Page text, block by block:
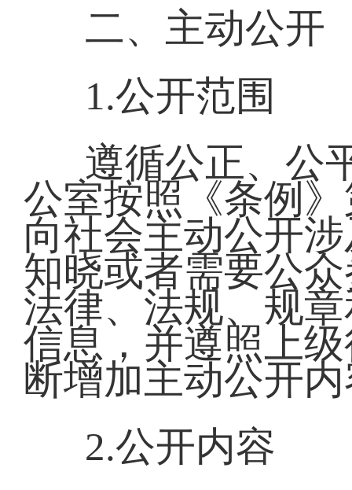
二、主动公开
1.公开范围
遵循公正、公
公室按照《条例
向社会主动公开
知晓或者需要公
法律、法规、规
信息，并遵照上
断增加主动公开
2.公开内容